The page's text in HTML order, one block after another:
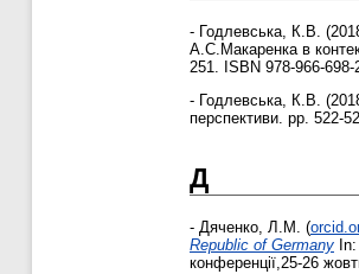
- Годлевська, К.В.
А.С.Макаренка в
251. ISBN 978-966-698-
- Годлевська, К.В.
перспективи. pp. 522-
Д
- Дяченко, Л.М. (
Republic of Germany
конференції,25-26